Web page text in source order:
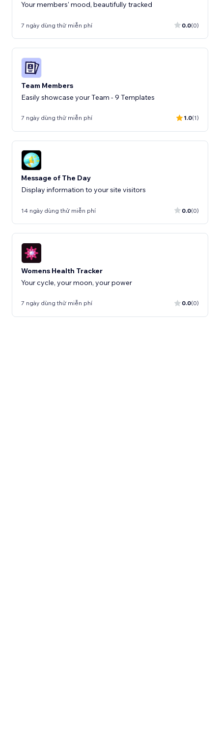
Your members' mood, beautifully tracked
7 ngày dùng thử miễn phí 0.0(0)
Team Members
Easily showcase your Team - 9 Templates
7 ngày dùng thử miễn phí 1.0(1)
Message of The Day
Display information to your site visitors
14 ngày dùng thử miễn phí 0.0(0)
Womens Health Tracker
Your cycle, your moon, your power
7 ngày dùng thử miễn phí 0.0(0)